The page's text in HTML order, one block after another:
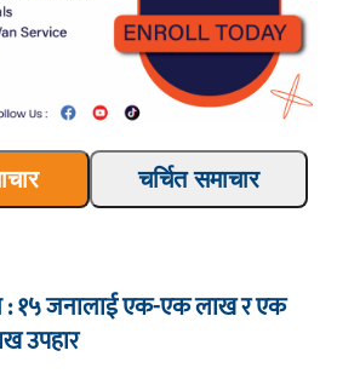
चर्चित समाचार
: १५ जनालाई एक-एक लाख र एक
उपहार